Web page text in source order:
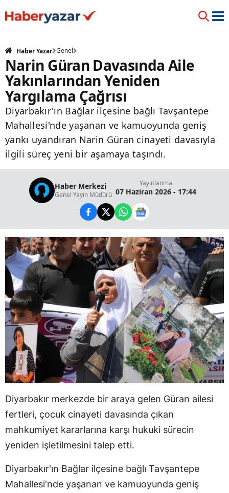
Haber Yazar Genel
Narin Güran Davasında Aile
Yakınlarından Yeniden
Yargılama Çağrısı
Diyarbakır'ın Bağlar ilçesine bağlı Tavşantepe
Mahallesi'nde yaşanan ve kamuoyunda geniş
yankı uyandıran Narin Güran cinayeti davasıyla
ilgili süreç yeni bir aşamaya taşındı.
Haber Merkezi
Genel Yayın Müdürü
Yayınlanma
07 Haziran 2026 - 17:44
Diyarbakır merkezde bir araya gelen Güran ailesi
fertleri, çocuk cinayeti davasında çıkan
mahkumiyet kararlarına karşı hukuki sürecin
yeniden işletilmesini talep etti.
Diyarbakır'ın Bağlar ilçesine bağlı Tavşantepe
Mahallesi'nde yaşanan ve kamuoyunda geniş